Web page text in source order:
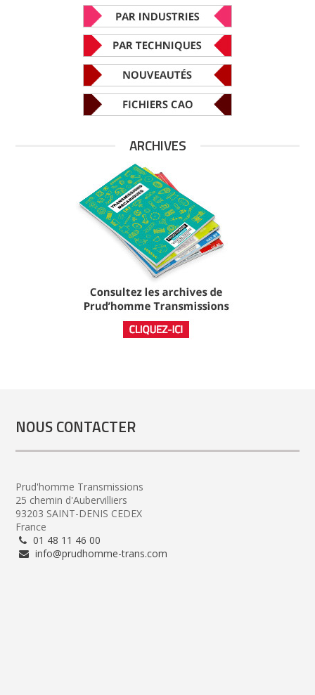
ARCHIVES
NOUS CONTACTER
Prud'homme Transmissions
25 chemin d'Aubervilliers
93203 SAINT-DENIS CEDEX
France
01 48 11 46 00
info@prudhomme-trans.com